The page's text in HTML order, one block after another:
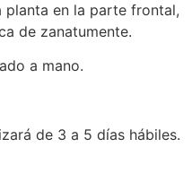
planta en la parte frontal,
de zanatumente.
a mano.
de 3 a 5 días hábiles.